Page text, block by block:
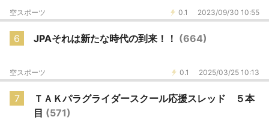
0.1 2023/09/30 10:55
空スポーツ
6 JPAそれは新たな時代の到来！！ (664)
0.1 2025/03/25 10:13
空スポーツ
7
ＴＡＫパラグライダースクール応援スレッド ５本
目 (571)